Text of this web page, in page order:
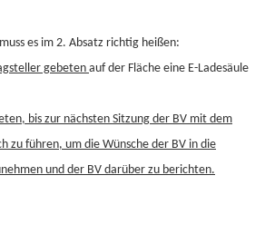
es im 2. Absatz richtig heißen:
gebeten auf der Fläche eine E-Ladesäule
bis zur nächsten Sitzung der BV mit dem
zu führen, um die Wünsche der BV in die
und der BV darüber zu berichten.